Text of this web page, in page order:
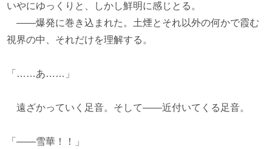
いやにゆっくりと、しかし鮮明に感じとる。
――爆発に巻き込まれた。土煙とそれ以外の何かで霞む
視界の中、それだけを理解する。
「……あ……」
遠ざかっていく足音。そして――近付いてくる足音。
「――雪華！！」